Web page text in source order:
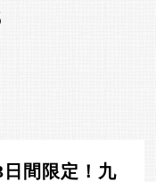
日間限定！九